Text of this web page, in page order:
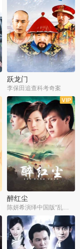
跃龙门
李保田追查科考奇案
全30集
醉红尘
陈妍希演绎中国版“乱世佳人”
全30集